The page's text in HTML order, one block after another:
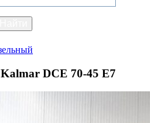
DCE 70-45 E7